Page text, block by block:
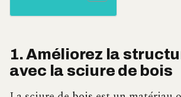
1. Améliorez la
avec la sciure de bois